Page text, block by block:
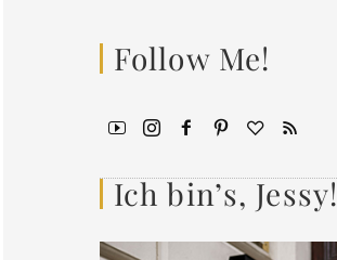
Follow Me!
Ich bin’s, Jessy!